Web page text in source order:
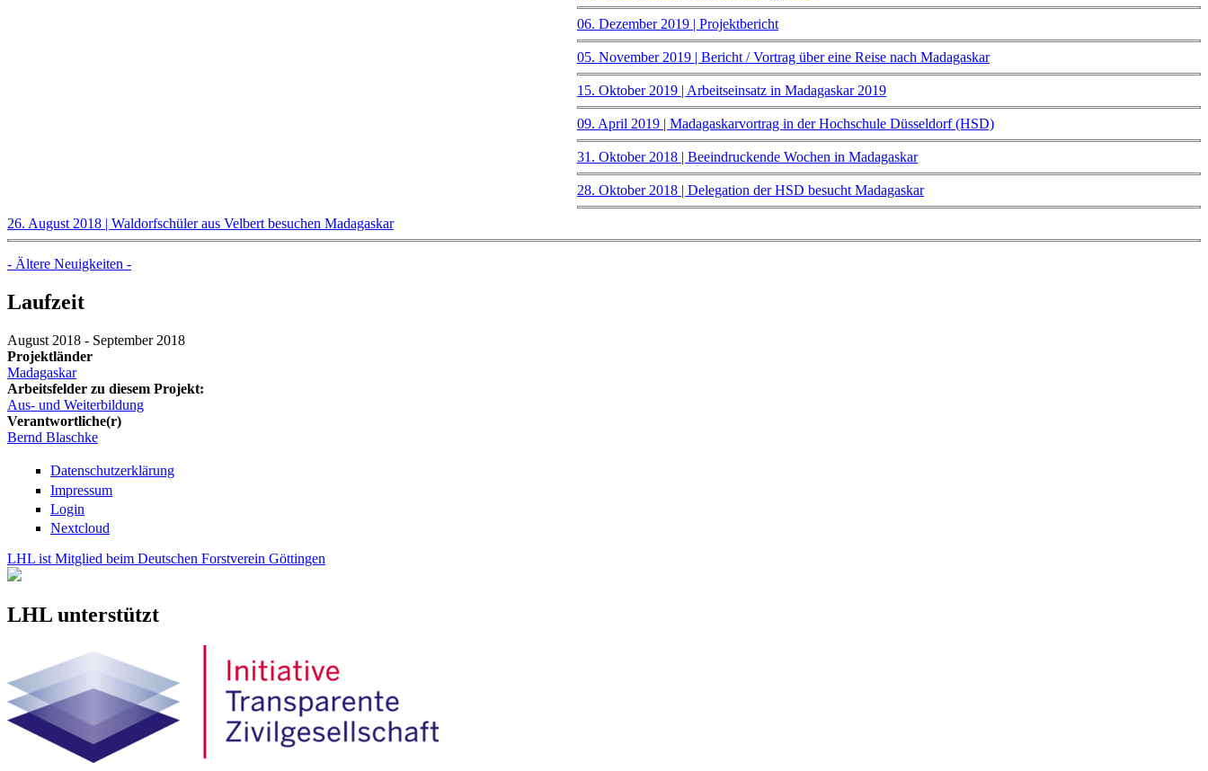
06. Dezember 2019 | Projektbericht
05. November 2019 | Bericht / Vortrag über eine Reise nach Madagaskar
15. Oktober 2019 | Arbeitseinsatz in Madagaskar 2019
09. April 2019 | Madagaskarvortrag in der Hochschule Düsseldorf (HSD)
31. Oktober 2018 | Beeindruckende Wochen in Madagaskar
28. Oktober 2018 | Delegation der HSD besucht Madagaskar
26. August 2018 | Waldorfschüler aus Velbert besuchen Madagaskar
- Ältere Neuigkeiten -
Laufzeit
August 2018 - September 2018
Projektländer
Madagaskar
Arbeitsfelder zu diesem Projekt:
Aus- und Weiterbildung
Verantwortliche(r)
Bernd Blaschke
Datenschutzerklärung
Impressum
Login
Nextcloud
LHL ist Mitglied beim Deutschen Forstverein Göttingen
LHL unterstützt